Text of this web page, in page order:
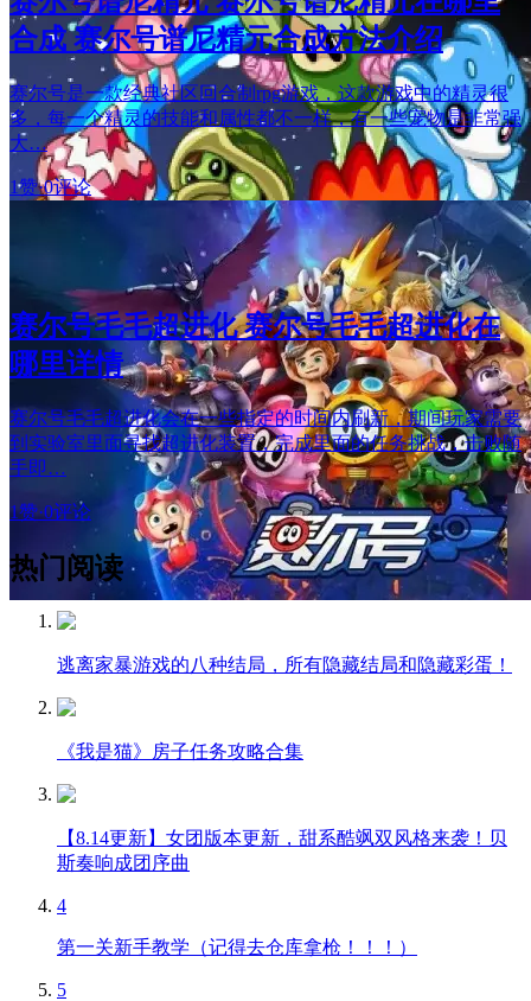
合成 赛尔号谱尼精元合成方法介绍
赛尔号是一款经典社区回合制rpg游戏，这款游戏中的精灵很
多，每一个精灵的技能和属性都不一样，有一些宠物是非常强
大…
1赞·0评论
赛尔号毛毛超进化 赛尔号毛毛超进化在
哪里详情
赛尔号毛毛超进化会在一些指定的时间内刷新，期间玩家需要
到实验室里面寻找超进化装置，完成里面的任务挑战，击败随
手即…
1赞·0评论
热门阅读
逃离家暴游戏的八种结局，所有隐藏结局和隐藏彩蛋！
《我是猫》房子任务攻略合集
【8.14更新】女团版本更新，甜系酷飒双风格来袭！贝
斯奏响成团序曲
4
第一关新手教学（记得去仓库拿枪！！！）
5